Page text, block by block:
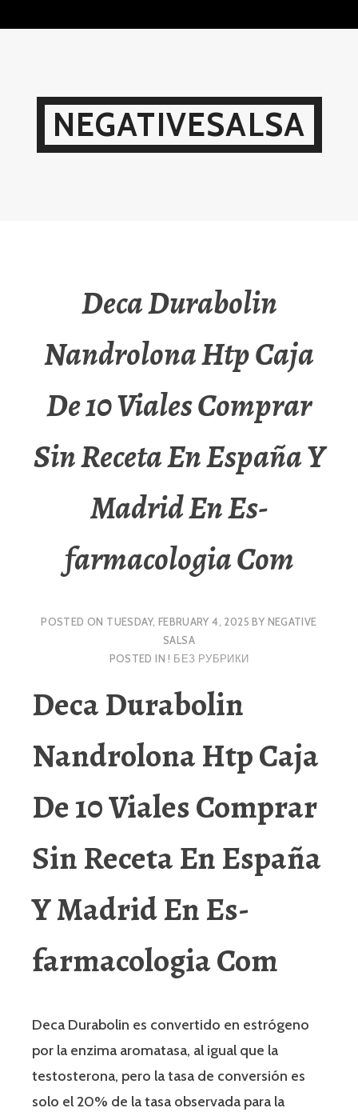
NEGATIVESALSA
Deca Durabolin
Nandrolona Htp Caja
De 10 Viales Comprar
Sin Receta En España Y
Madrid En Es-
farmacologia Com
POSTED ON TUESDAY, FEBRUARY 4, 2025 BY NEGATIVE
SALSA
POSTED IN! БЕЗ РУБРИКИ
Deca Durabolin
Nandrolona Htp Caja
De 10 Viales Comprar
Sin Receta En España
Y Madrid En Es-
farmacologia Com
Deca Durabolin es convertido en estrógeno
por la enzima aromatasa, al igual que la
testosterona, pero la tasa de conversión es
solo el 20% de la tasa observada para la